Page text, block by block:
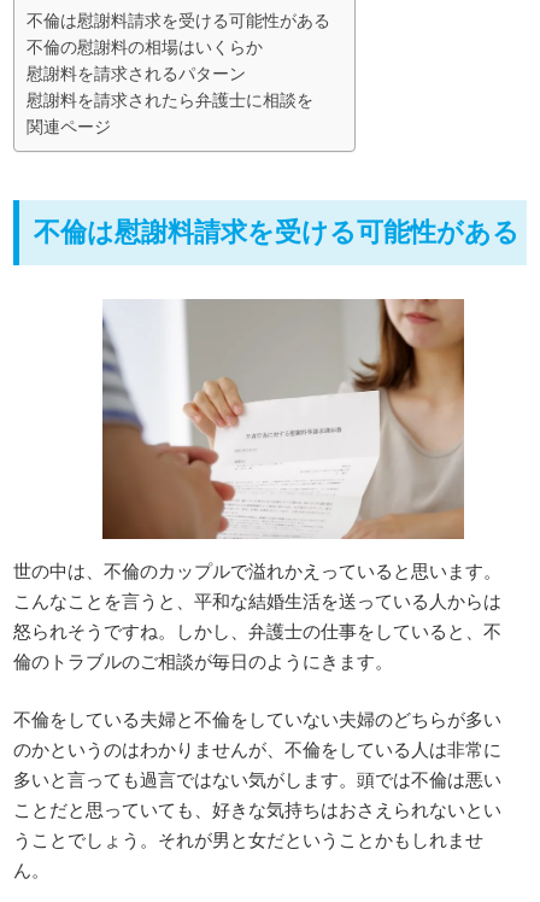
不倫は慰謝料請求を受ける可能性がある
不倫の慰謝料の相場はいくらか
慰謝料を請求されるパターン
慰謝料を請求されたら弁護士に相談を
関連ページ
不倫は慰謝料請求を受ける可能性がある
世の中は、不倫のカップルで溢れかえっていると思います。
こんなことを言うと、平和な結婚生活を送っている人からは
怒られそうですね。しかし、弁護士の仕事をしていると、不
倫のトラブルのご相談が毎日のようにきます。
不倫をしている夫婦と不倫をしていない夫婦のどちらが多い
のかというのはわかりませんが、不倫をしている人は非常に
多いと言っても過言ではない気がします。頭では不倫は悪い
ことだと思っていても、好きな気持ちはおさえられないとい
うことでしょう。それが男と女だということかもしれませ
ん。